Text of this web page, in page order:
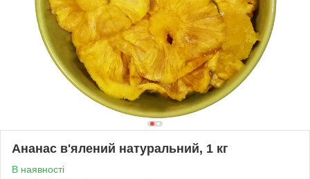
Ананас в'ялений натуральний, 1 кг
В наявності